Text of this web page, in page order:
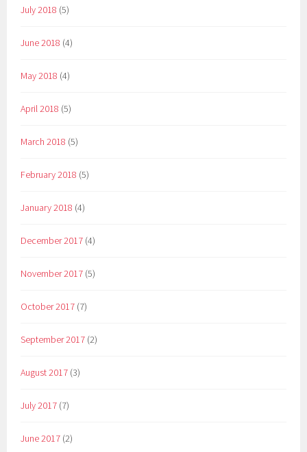
July 2018 (5)
June 2018 (4)
May 2018 (4)
April 2018 (5)
March 2018 (5)
February 2018 (5)
January 2018 (4)
December 2017 (4)
November 2017 (5)
October 2017 (7)
September 2017 (2)
August 2017 (3)
July 2017 (7)
June 2017 (2)